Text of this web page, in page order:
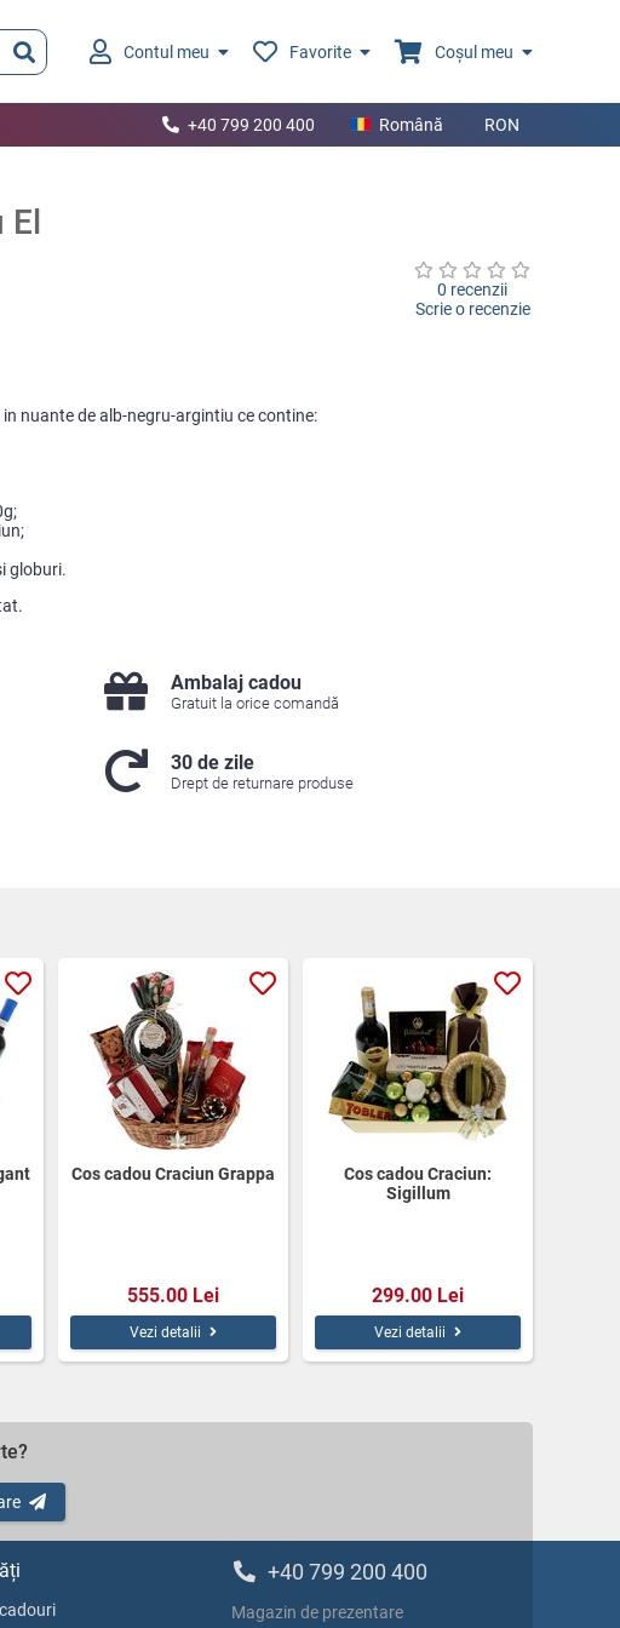
Contul meu Favorite Coșul meu
+40 799 200 400 Română RON
El
0 recenzii
Scrie o recenzie
nuante de alb-negru-argintiu ce contine:
globuri.
Ambalaj cadou
Gratuit la orice comandă
30 de zile
Drept de returnare produse
Cos cadou Craciun Grappa
555.00 Lei
Vezi detalii
Cos cadou Craciun:
Sigillum
299.00 Lei
Vezi detalii
+40 799 200 400
Magazin de prezentare